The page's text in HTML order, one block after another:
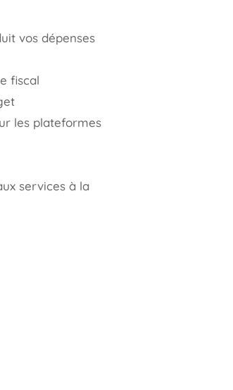
vos dépenses
fiscal
les plateformes
services à la